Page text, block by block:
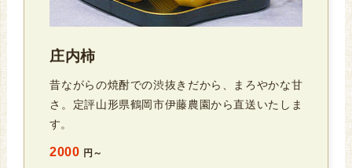
庄内柿
昔ながらの焼酎での渋抜きだから、まろやかな甘
さ。定評山形県鶴岡市伊藤農園から直送いたしま
す。
2000 円～